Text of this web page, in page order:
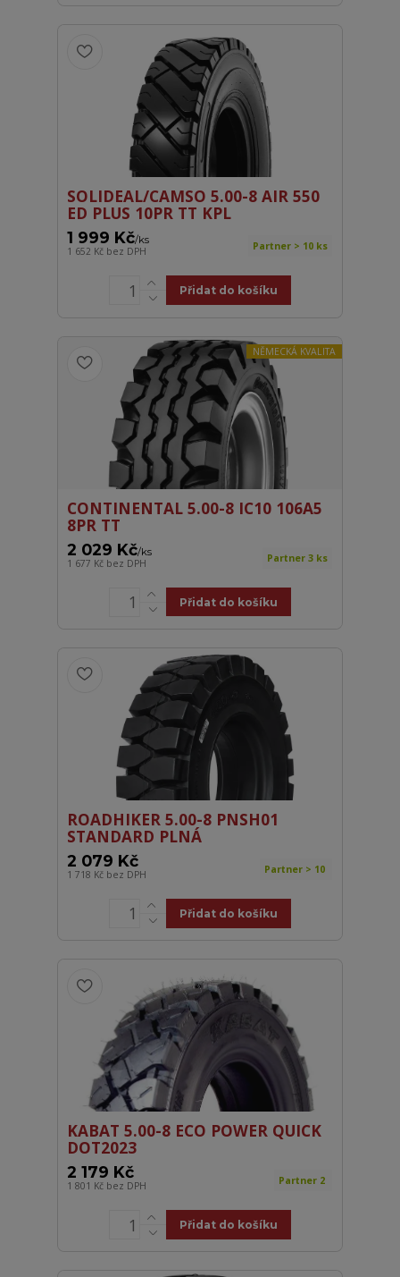
SOLIDEAL/CAMSO 5.00-8 AIR 550
ED PLUS 10PR TT KPL
1 999 Kč/ks
1 652 Kč bez DPH Partner > 10 ks
Přidat do košíku
NĚMECKÁ KVALITA
CONTINENTAL 5.00-8 IC10 106A5
8PR TT
2 029 Kč/ks
1 677 Kč bez DPH Partner 3 ks
Přidat do košíku
ROADHIKER 5.00-8 PNSH01
STANDARD PLNÁ
2 079 Kč
1 718 Kč bez DPH Partner > 10
Přidat do košíku
KABAT 5.00-8 ECO POWER QUICK
DOT2023
2 179 Kč
1 801 Kč bez DPH Partner 2
Přidat do košíku